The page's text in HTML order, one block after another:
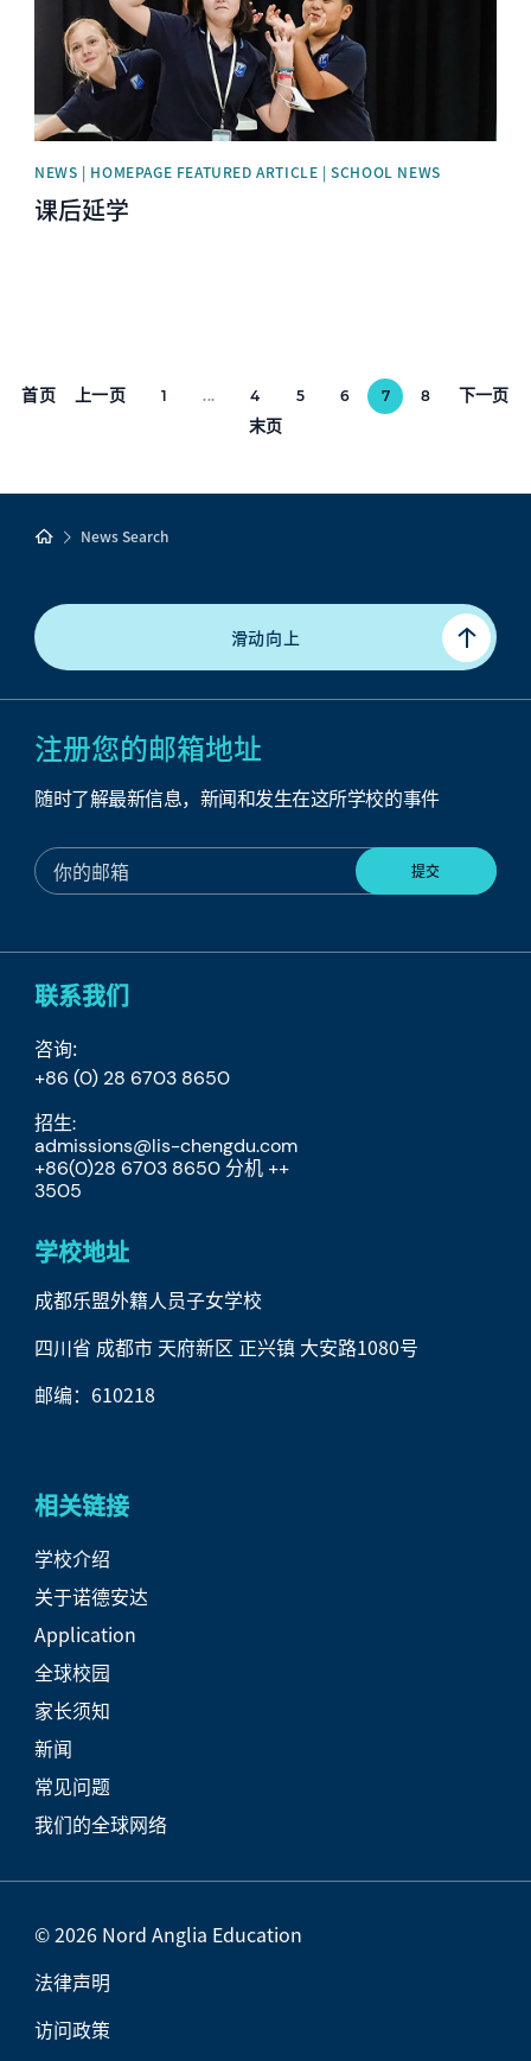
NEWS | HOMEPAGE FEATURED ARTICLE | SCHOOL NEWS
课后延学
首页 上一页 1 ... 4 5 6 7 8
下一页
末页
News Search
滑动向上
注册您的邮箱地址
随时了解最新信息，新闻和发生在这所学校的事件
联系我们
咨询:
+86 (0) 28 6703 8650
招生:
admissions@lis-chengdu.com
+86(0)28 6703 8650 分机 ++
​3505
学校地址
成都乐盟外籍人员子女学校
四川省 成都市 天府新区 正兴镇 大安路1080号
邮编：610218
相关链接
学校介绍
关于诺德安达
Application
全球校园
家长须知
新闻
常见问题
我们的全球网络
© 2026 Nord Anglia Education
法律声明
访问政策